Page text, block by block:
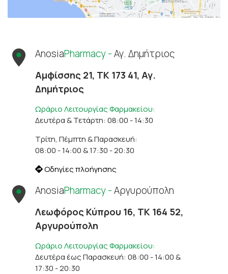
AnosiaPharmacy -Αγ. Δημήτριος
Αμφίσσης 21, ΤΚ 173 41, Αγ.
Δημήτριος
Ωράριο Λειτουργίας Φαρμακείου:
Δευτέρα & Τετάρτη: 08:00 - 14:30
Τρίτη, Πέμπτη & Παρασκευή:
08:00 - 14:00 & 17:30 - 20:30
Οδηγίες πλοήγησης
AnosiaPharmacy -Αργυρούπολη
Λεωφόρος Κύπρου 16, ΤΚ 164 52,
Αργυρούπολη
Ωράριο Λειτουργίας Φαρμακείου:
Δευτέρα έως Παρασκευή: 08:00 - 14:00 &
17:30 - 20:30